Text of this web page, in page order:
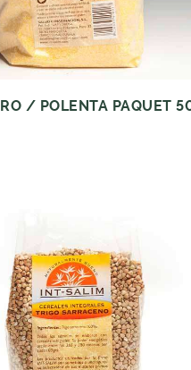
/ POLENTA PAQUET